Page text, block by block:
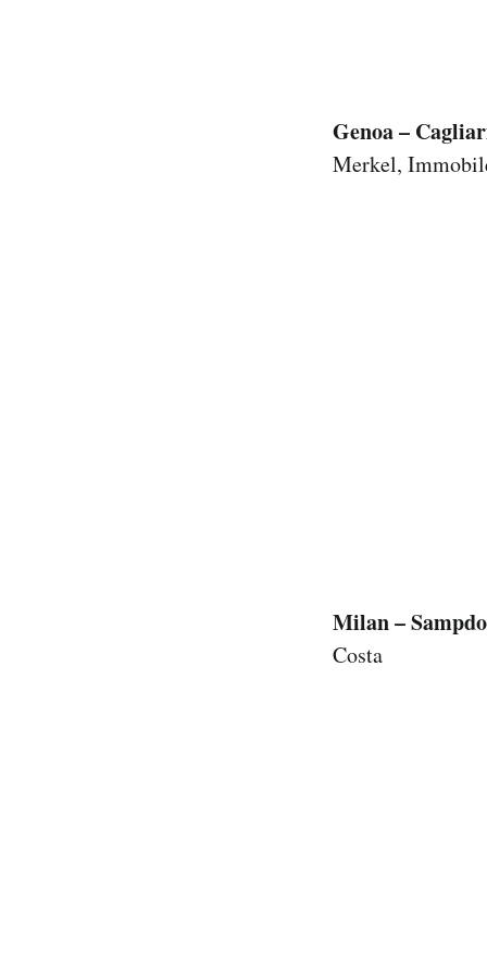
Genoa –
Merkel,
Milan –
Costa